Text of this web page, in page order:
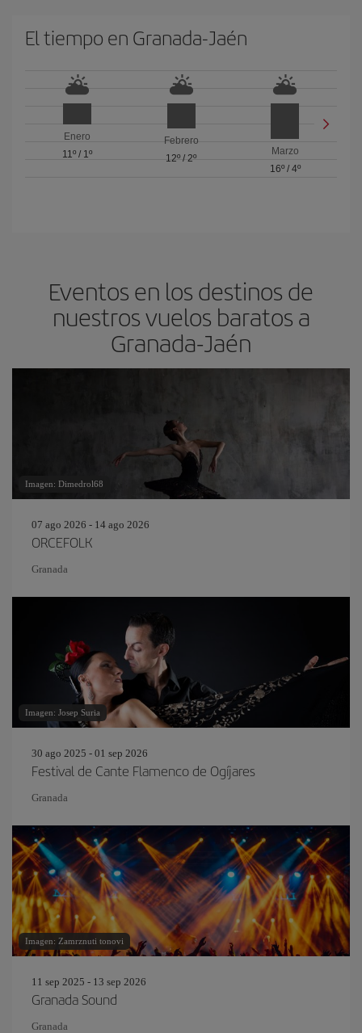
El tiempo en Granada-Jaén
Enero
11º/ 1º
Febrero
12º / 2º
Marzo
16º/ 4º
Eventos en los destinos de
nuestros vuelos baratos a
Granada-Jaén
Imagen: Dimedrol68
07 ago 2026 - 14 ago 2026
ORCEFOLK
Granada
Imagen: Josep Suria
30 ago 2025 - 01 sep 2026
Festival de Cante Flamenco de Ogíjares
Granada
Imagen: Zamrznuti tonovi
11 sep 2025 - 13 sep 2026
Granada Sound
Granada